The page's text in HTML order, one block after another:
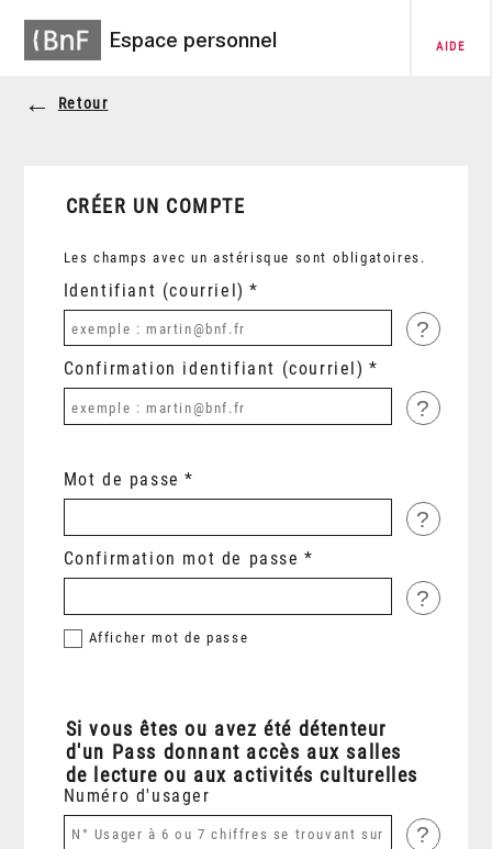
Espace personnel AIDE
Retour
CRÉER UN COMPTE
Les champs avec un astérisque sont obligatoires.
Identifiant (courriel)
?
Confirmation identifiant (courriel)
?
Mot de passe
?
Confirmation mot de passe
?
Afficher mot de passe
Si vous êtes ou avez été détenteur
d'un Pass donnant accès aux salles
de lecture ou aux activités culturelles
Numéro d'usager
?